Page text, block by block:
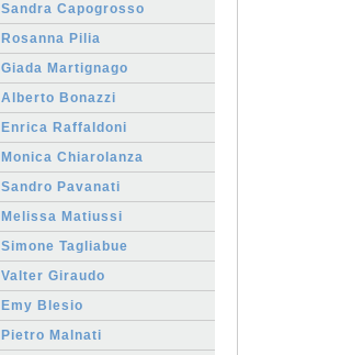
Sandra Capogrosso
Rosanna Pilia
Giada Martignago
Alberto Bonazzi
Enrica Raffaldoni
Monica Chiarolanza
Sandro Pavanati
Melissa Matiussi
Simone Tagliabue
Valter Giraudo
Emy Blesio
Pietro Malnati